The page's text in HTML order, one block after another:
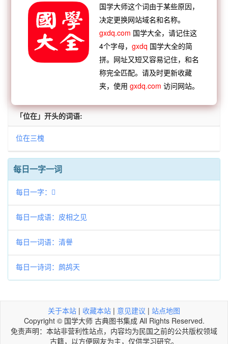
【逆接】：
脱袍退位 八卦方位 不安于位
阴阳易
九五之位 一步到位 不安其位
表著之位
【逆接】：
位屈道伸 位尊禄厚 位居极品
位卑人
位卑言高 位尊势重 位不期骄 位尊贱隔
「位在三槐」的典故、位在三槐成语故事
「位在」开头的词语:
位在三槐
每日一字一词
每日一字：𧺎
每日一成语：皮相之见
每日一词语：清譽
每日一诗词：鹧鸪天
关于本站 | 收藏本站 | 意见建议 | 站点地图
Copyright © 国学大师 古典图书集成 All Rights Reserved.
免责声明：本站非营利性站点，内容均为民国之前的公共版权领域
古籍，以方便网友为主，仅供学习研究。
国学大师这个词由于某些原因，
决定更换网站域名和名称。
gxdq.com 国学大全，请记住这
4个字母，gxdq 国学大全的简
拼。网址又短又容易记住，和名
称完全匹配。请及时更新收藏
夹，使用gxdq.com 访问网站。